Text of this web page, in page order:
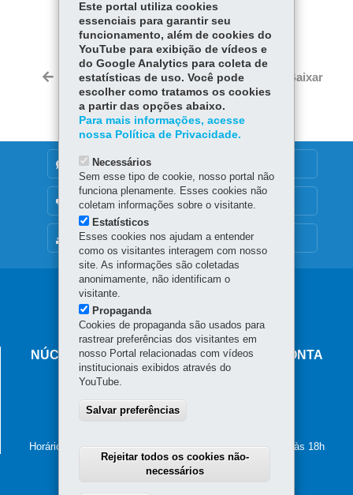
COMPARTILHE:
Fa
ce
bo
ok
Tw
itt
er
W
ha
ts
Ap
Voltar Início Imprimir Baixar
MAPA DO SITE
DENUNCIE CORRUPÇÃO
OUVIDORIA
Navegação
principal
NÚCLEO REGIONAL DE EDUCAÇÃO DE PONTA
GROSSA
84.050-091-Ponta Grossa
Horário de atendimento: de segunda a sexta-feira, das 8h às 18h
Este portal utiliza cookies
essenciais para garantir seu
funcionamento, além de cookies do
YouTube para exibição de vídeos e
do Google Analytics para coleta de
estatísticas de uso. Você pode
escolher como tratamos os cookies
a partir das opções abaixo.
Para mais informações, acesse
nossa Política de Privacidade.
Necessários
Sem esse tipo de cookie, nosso portal não
funciona plenamente. Esses cookies não
coletam informações sobre o visitante.
Estatísticos
Esses cookies nos ajudam a entender
como os visitantes interagem com nosso
site. As informações são coletadas
anonimamente, não identificam o
visitante.
Propaganda
Cookies de propaganda são usados para
rastrear preferências dos visitantes em
nosso Portal relacionadas com vídeos
institucionais exibidos através do
YouTube.
Salvar preferências
Rejeitar todos os cookies não-
necessários